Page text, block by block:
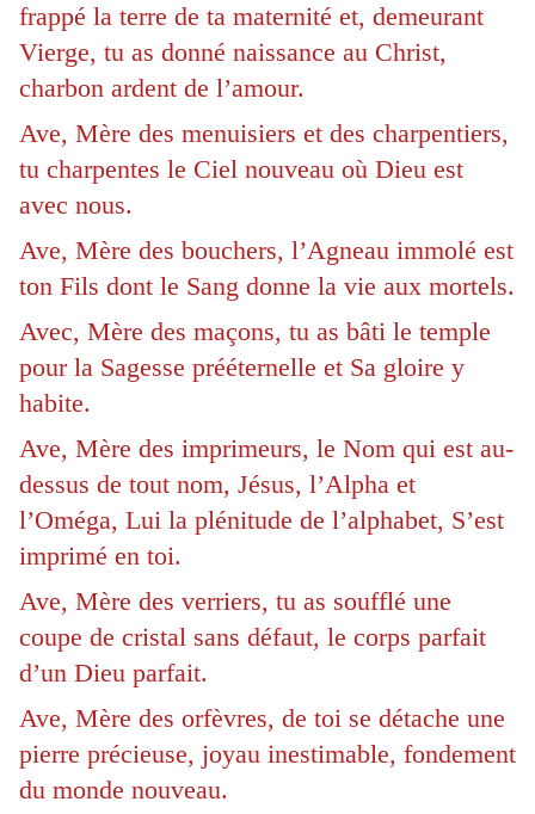
frappé la terre de ta maternité et, demeurant
Vierge, tu as donné naissance au Christ,
charbon ardent de l’amour.
Ave, Mère des menuisiers et des charpentiers,
tu charpentes le Ciel nouveau où Dieu est
avec nous.
Ave, Mère des bouchers, l’Agneau immolé est
ton Fils dont le Sang donne la vie aux mortels.
Avec, Mère des maçons, tu as bâti le temple
pour la Sagesse prééternelle et Sa gloire y
habite.
Ave, Mère des imprimeurs, le Nom qui est au-
dessus de tout nom, Jésus, l’Alpha et
l’Oméga, Lui la plénitude de l’alphabet, S’est
imprimé en toi.
Ave, Mère des verriers, tu as soufflé une
coupe de cristal sans défaut, le corps parfait
d’un Dieu parfait.
Ave, Mère des orfèvres, de toi se détache une
pierre précieuse, joyau inestimable, fondement
du monde nouveau.